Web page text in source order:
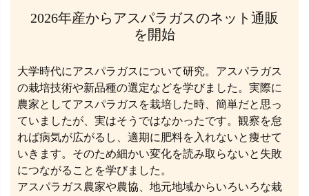
2026年産からアスパラガスのネット通販
を開始
大学時代にアスパラガスについて研究。アスパラガス
の栽培技術や新品種の選定などを学びました。実際に
農家としてアスパラガスを栽培した時、簡単だと思っ
ていましたが、実はそうではなかったです。観察を怠
れば病気が広がるし、適期に肥料を入れないと痩せて
いきます。そのため細かい変化を読み取らないと失敗
につながることを学びました。
アスパラガス農家や農協、地元地域からいろいろな栽